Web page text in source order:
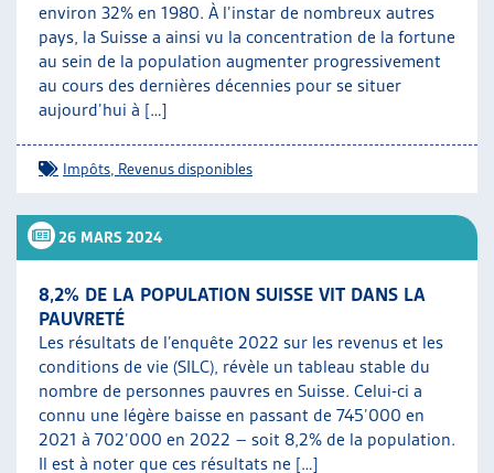
environ 32% en 1980. À l’instar de nombreux autres
pays, la Suisse a ainsi vu la concentration de la fortune
au sein de la population augmenter progressivement
au cours des dernières décennies pour se situer
aujourd’hui à […]
Impôts Revenus disponibles
26 MARS 2024
8,2% DE LA POPULATION SUISSE VIT DANS LA
PAUVRETÉ
Les résultats de l’enquête 2022 sur les revenus et les
conditions de vie (SILC), révèle un tableau stable du
nombre de personnes pauvres en Suisse. Celui-ci a
connu une légère baisse en passant de 745’000 en
2021 à 702’000 en 2022 – soit 8,2% de la population.
Il est à noter que ces résultats ne […]